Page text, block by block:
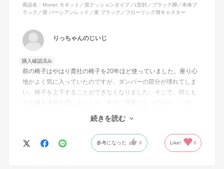
商品名：Monet モネット／背クッションタイプ／L型肘／ブラック脚／本体ブ
ラック／背 パーシアンレッド／座 ブラック／フローリング用キャスター
りっちゃんのじいじ
購入確認済み
前の椅子はやはり貴社の椅子を20年ほど使っていました。座り心
地かよく気に入っていたのですが、ダンパーの部分が壊れてしま
い、椅子を上下することができなくなりました。そこで、同じも
のを購入使用と思いましたが、すでに廃番になっており、この
MonEtを購入しました。やや固めの椅子ですが、使っているうち
になじんでくるのではと思っています。フローリング床で使って
いますが、ややキャスターがよく動きすぎるのが難点でしょう
か。
続きを読む
参考になった 0 Like! 0